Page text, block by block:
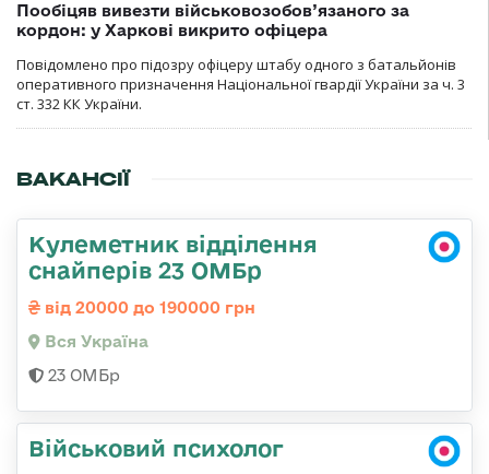
Пообіцяв вивезти військовозобов’язаного за
кордон: у Харкові викрито офіцера
Повідомлено про підозру офіцеру штабу одного з батальйонів
оперативного призначення Національної гвардії України за ч. 3
ст. 332 КК України.
ВАКАНСІЇ
Кулеметник відділення
снайперів 23 ОМБр
від 20000 до 190000 грн
Вся Україна
23 ОМБр
Військовий психолог